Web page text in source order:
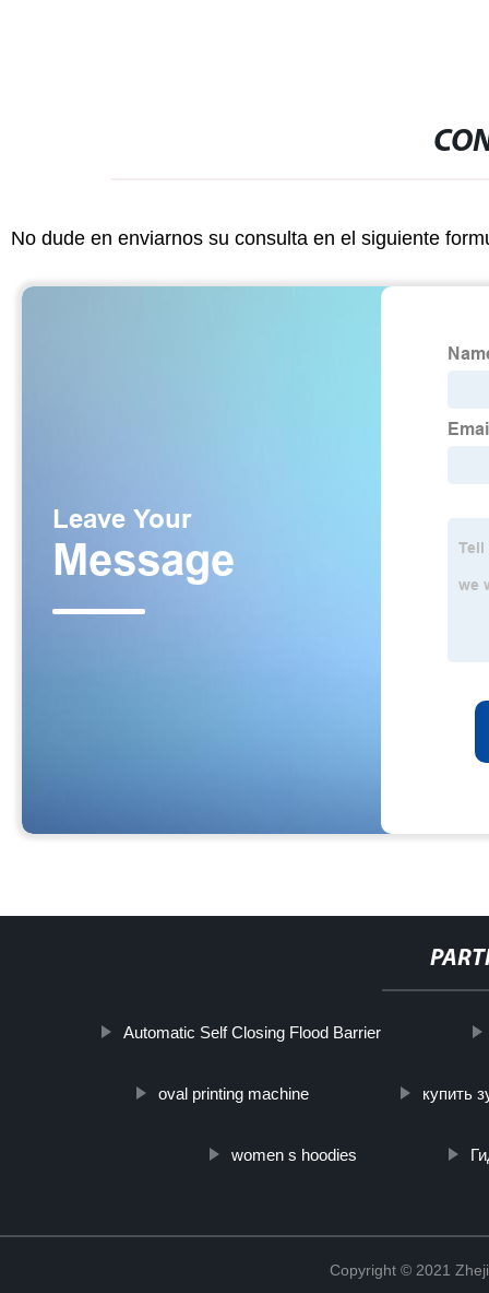
No dude en enviarnos su consulta en el siguiente
Automatic Self Closing Flood Barrier
oval printing machine купить
women s hoodies
Copyright © 2021